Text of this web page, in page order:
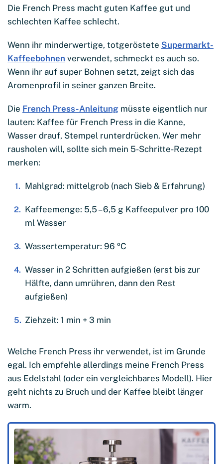
Die French Press macht guten Kaffee gut und
schlechten Kaffee schlecht.
Wenn ihr minderwertige, totgeröstete Supermarkt-
Kaffeebohnen verwendet, schmeckt es auch so.
Wenn ihr auf super Bohnen setzt, zeigt sich das
Aromenprofil in seiner ganzen Breite.
Die French Press-Anleitung müsste eigentlich nur
lauten: Kaffee für French Press in die Kanne,
Wasser drauf, Stempel runterdrücken. Wer mehr
rausholen will, sollte sich mein 5-Schritte-Rezept
merken:
Mahlgrad: mittelgrob (nach Sieb & Erfahrung)
Kaffeemenge: 5,5 – 6,5 g Kaffeepulver pro 100
ml Wasser
Wassertemperatur: 96 ºC
Wasser in 2 Schritten aufgießen (erst bis zur
Hälfte, dann umrühren, dann den Rest
aufgießen)
Ziehzeit: 1 min + 3 min
Welche French Press ihr verwendet, ist im Grunde
egal. Ich empfehle allerdings meine French Press
aus Edelstahl (oder ein vergleichbares Modell). Hier
geht nichts zu Bruch und der Kaffee bleibt länger
warm.